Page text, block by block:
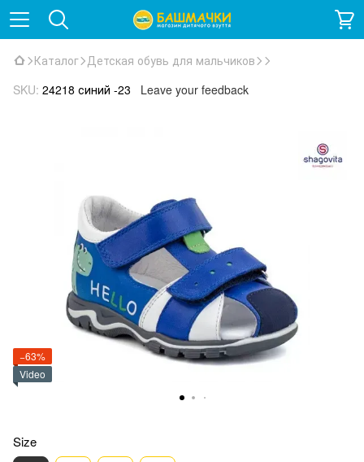
Каталог Детская обувь для мальчиков
SKU: 24218 синий -23 Leave your feedback
−63%
Video
Size